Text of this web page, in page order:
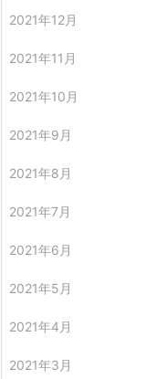
2021年12月
2021年11月
2021年10月
2021年9月
2021年8月
2021年7月
2021年6月
2021年5月
2021年4月
2021年3月